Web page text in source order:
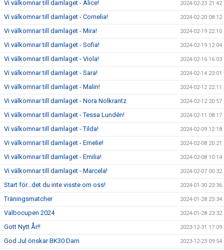
Vi välkomnar till damlaget - Alice! 2024-02-23 21:42
Vi välkomnar till damlaget - Cornelia! 2024-02-20 08:12
Vi välkomnar till damlaget - Mira! 2024-02-19 22:10
Vi välkomnar till damlaget - Sofia! 2024-02-19 12:04
Vi välkomnar till damlaget - Viola! 2024-02-16 16:03
Vi välkomnar till damlaget - Sara! 2024-02-14 23:01
Vi välkomnar till damlaget - Malin! 2024-02-12 22:11
Vi välkomnar till damlaget - Nora Nolkrantz 2024-02-12 20:57
Vi välkomnar till damlaget - Tessa Lundén! 2024-02-11 08:17
Vi välkomnar till damlaget - Tilda! 2024-02-09 12:18
Vi välkomnar till damlaget - Emelie! 2024-02-08 20:21
Vi välkomnar till damlaget - Emilia! 2024-02-08 10:14
Vi välkomnar till damlaget - Marcela! 2024-02-07 00:32
Start för...det du inte visste om oss! 2024-01-30 23:36
Träningsmatcher 2024-01-28 23:34
Valbocupen 2024 2024-01-28 23:32
Gott Nytt År!! 2023-12-31 17:09
God Jul önskar BK30 Dam 2023-12-23 09:54